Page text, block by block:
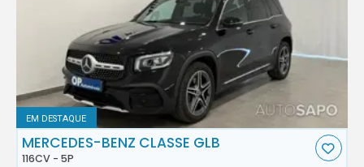
EM DESTAQUE
MERCEDES-BENZ CLASSE GLB
116CV - 5P